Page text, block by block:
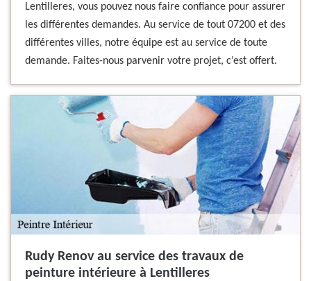
Lentilleres, vous pouvez nous faire confiance pour assurer
les différentes demandes. Au service de tout 07200 et des
différentes villes, notre équipe est au service de toute
demande. Faites-nous parvenir votre projet, c’est offert.
Rudy Renov au service des travaux de
peinture intérieure à Lentilleres